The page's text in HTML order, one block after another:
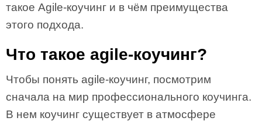
такое Agile-коучинг и в чём преимущества
этого подхода.
Что такое agile-коучинг?
Чтобы понять agile-коучинг, посмотрим
сначала на мир профессионального коучинга.
В нем коучинг существует в атмосфере